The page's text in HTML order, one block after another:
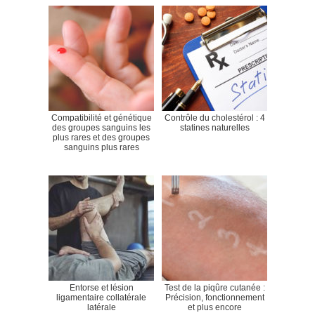
Compatibilité et génétique
des groupes sanguins les
plus rares et des groupes
sanguins plus rares
Contrôle du cholestérol : 4
statines naturelles
Entorse et lésion
ligamentaire collatérale
latérale
Test de la piqûre cutanée :
Précision, fonctionnement
et plus encore